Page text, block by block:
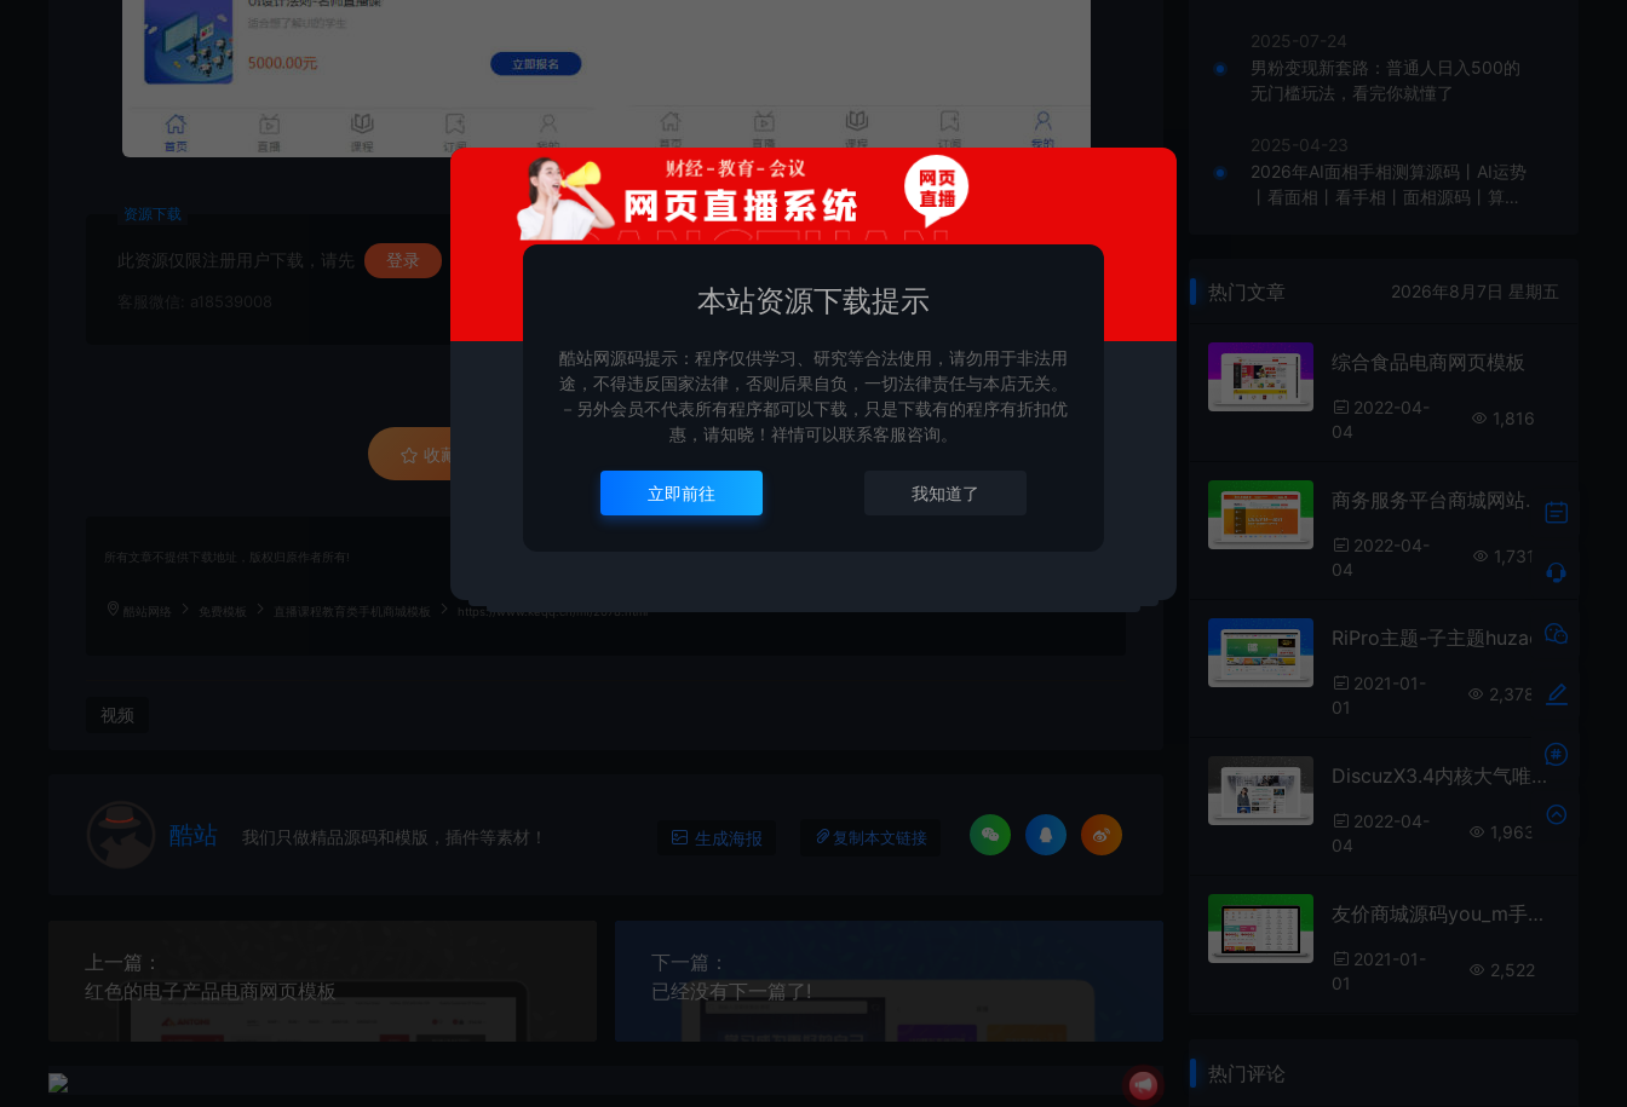
资源下载
此资源仅限注册用户下载，请先 登录
客服微信: a18539008
收藏 (0)
所有文章不提供下载地址，版权归原作者所有!
酷站网络 免费模板 直播课程教育类手机商城模板 https://www.keqq.cn/mf/2078.html
视频
酷站 我们只做精品源码和模版，插件等素材！ 生成海报 复制本文链接
上一篇：
红色的电子产品电商网页模板
下一篇：
已经没有下一篇了!
2025-07-24
男粉变现新套路：普通人日入500的
无门槛玩法，看完你就懂了
2025-04-23
2026年AI面相手相测算源码丨AI运势
丨看面相丨看手相丨面相源码丨算命
热门文章 2026年8月7日 星期五
综合食品电商网页模板
2022-04-
04
1,816
商务服务平台商城网站模板
2022-04-
04
1,731
RiPro主题-子主题huzao-child简洁大气集成后台美化包v4.0
2021-01-
01
2,378
DiscuzX3.4内核大气唯美淘宝客网站模板 GBK
2022-04-
04
1,963
友价商城源码you_m手机模板
2021-01-
01
2,522
热门评论
本站资源下载提示
酷站网源码提示：程序仅供学习、研究等合法使用，请勿用于非法用
途，不得违反国家法律，否则后果自负，一切法律责任与本店无关。
－另外会员不代表所有程序都可以下载，只是下载有的程序有折扣优
惠，请知晓！祥情可以联系客服咨询。
立即前往 我知道了